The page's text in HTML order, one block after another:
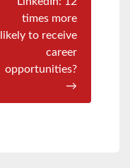
times more
likely to receive
career
opportunities?
→